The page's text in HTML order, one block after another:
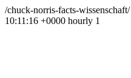
/chuck-norris-facts-wissenschaft/
10:11:16 +0000 hourly 1